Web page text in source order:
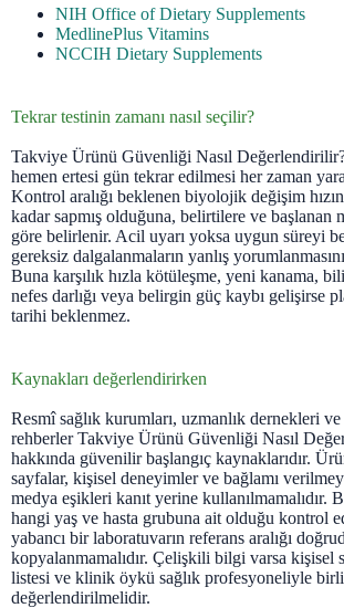
NIH Office of Dietary Supplements
MedlinePlus Vitamins
NCCIH Dietary Supplements
Tekrar testinin zamanı nasıl seçilir?
Takviye Ürünü Güvenliği Nasıl
hemen ertesi gün tekrar edilmesi her zaman
Kontrol aralığı beklenen biyolojik değişim
kadar sapmış olduğuna, belirtilere ve başlanan
göre belirlenir. Acil uyarı yoksa uygun süreyi
gereksiz dalgalanmaların yanlış
Buna karşılık hızla kötüleşme, yeni kanama,
nefes darlığı veya belirgin güç kaybı gelişirse
tarihi beklenmez.
Kaynakları değerlendirirken
Resmî sağlık kurumları, uzmanlık dernekleri
rehberler Takviye Ürünü Güvenliği Nasıl
hakkında güvenilir başlangıç kaynaklarıdır.
sayfalar, kişisel deneyimler ve bağlamı
medya eşikleri kanıt yerine kullanılmamalıdır.
hangi yaş ve hasta grubuna ait olduğu kontrol
yabancı bir laboratuvarın referans aralığı
kopyalanmamalıdır. Çelişkili bilgi varsa kişisel
listesi ve klinik öykü sağlık profesyoneliyle
değerlendirilmelidir.